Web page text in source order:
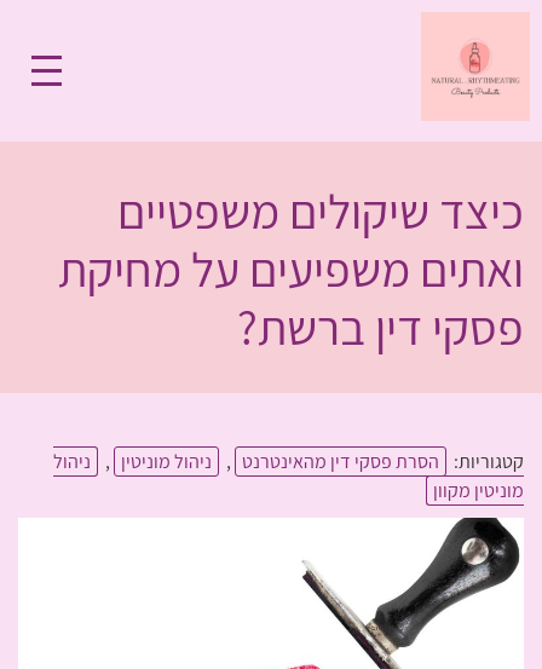
כיצד שיקולים משפטיים
ואתים משפיעים על מחיקת
פסקי דין ברשת?
קטגוריות: הסרת פסקי דין מהאינטרנט , ניהול מוניטין ,
ניהול
מוניטין מקוון